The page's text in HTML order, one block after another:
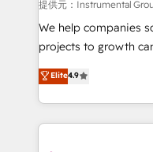
Won HubSpot Theme
HubSpot Rising Star Why us? Harnessing the full
potential of the powerful
HubSpot experts
HubSpot experience
Hourly-fee
Admin); Monthly-fee
提供元：Instrumental
We help companies
projects to growth
Hire an agency that's
HubSpot and willing
team to simplify the
experience for your
Elite4.9